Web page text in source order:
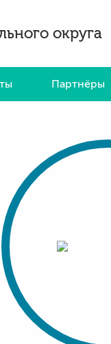
округа
Партнёры